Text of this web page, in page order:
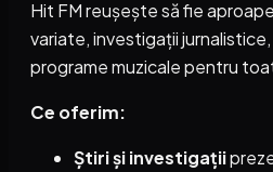
Hit FM reușește să fie
variate, investigații
programe muzicale pentru
Ce oferim:
Știri și investigații